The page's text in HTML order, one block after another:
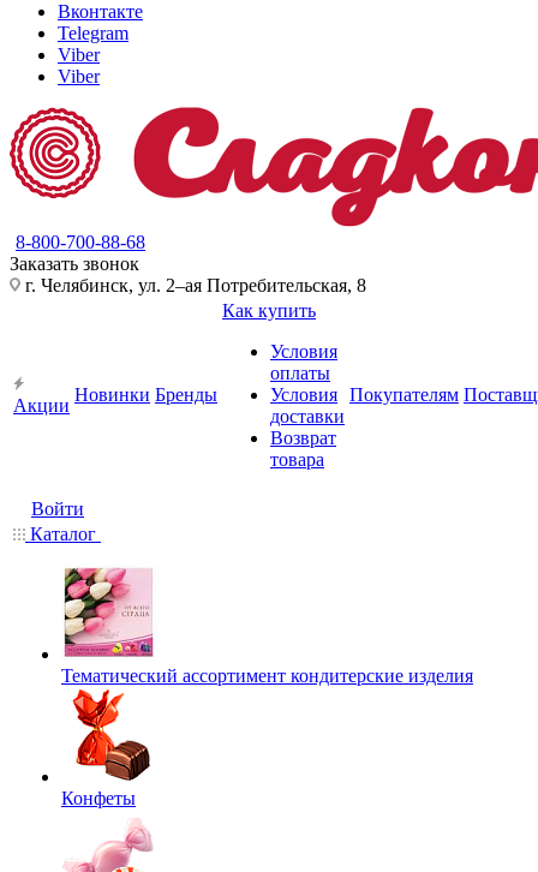
Вконтакте
Telegram
Viber
Viber
8-800-700-88-68
Заказать звонок
г. Челябинск, ул. 2–ая Потребительская, 8
Акции
Новинки Бренды
Как купить
Условия
оплаты
Условия
доставки
Возврат
товара
Покупателям
Войти
Каталог
Тематический ассортимент кондитерские изделия
Конфеты